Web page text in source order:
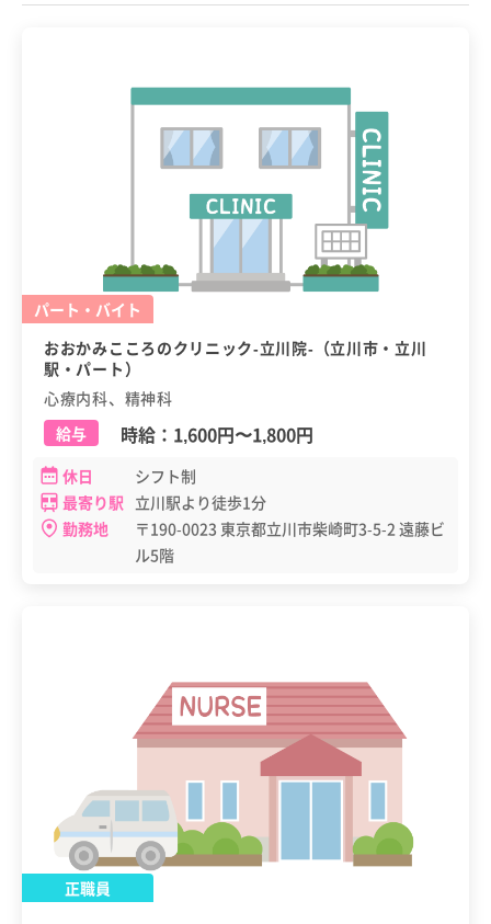
パート・バイト
おおかみこころのクリニック-立川院-（立川市・立川
駅・パート）
心療内科、精神科
給与
時給： 1,600円〜1,800円
休日
シフト制
最寄り駅 立川駅より徒歩1分
勤務地
〒190-0023 東京都立川市柴崎町3-5-2 遠藤ビ
ル5階
正職員